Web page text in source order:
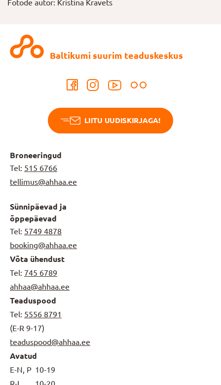
Fotode autor: Kristina Kravets
Baltikumi suurim teaduskeskus
LIITU UUDISKIRJAGA!
Broneeringud
Tel: 515 6766
tellimus@ahhaa.ee
Sünnipäevad ja
õppepäevad
Tel: 5749 4878
booking@ahhaa.ee
Võta ühendust
Tel: 745 6789
ahhaa@ahhaa.ee
Teaduspood
Tel: 5556 8791
(E-R 9-17)
teaduspood@ahhaa.ee
Avatud
E-N, P 10-19